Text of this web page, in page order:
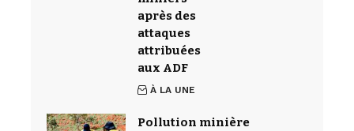
après des
attaques
attribuées
aux ADF
À LA UNE
Pollution minière